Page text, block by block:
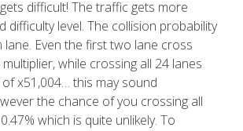
difficult! The traffic gets more
difficulty level. The collision probability
lane. Even the first two lane cross
while crossing all 24 lanes
x51,004… this may sound
the chance of you crossing all
which is quite unlikely. To